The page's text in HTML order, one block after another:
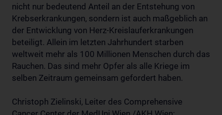
nicht nur bedeutend Anteil an der Entstehung von
Krebserkrankungen, sondern ist auch maßgeblich an
der Entwicklung von Herz-Kreislauferkrankungen
beteiligt. Allein im letzten Jahrhundert starben
weltweit mehr als 100 Millionen Menschen durch das
Rauchen. Das sind mehr Opfer als alle Kriege im
selben Zeitraum gemeinsam gefordert haben.
Christoph Zielinski, Leiter des Comprehensive